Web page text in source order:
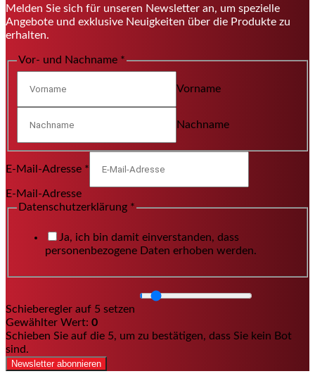
Melden Sie sich für unseren Newsletter an, um spezielle
Angebote und exklusive Neuigkeiten über die Produkte zu
erhalten.
Vor- und Nachname *
Vorname
Nachname
E-Mail-Adresse *
E-Mail-Adresse
Datenschutzerklärung *
Ja, ich bin damit einverstanden, dass
personenbezogene Daten erhoben werden.
Schieberegler auf 5 setzen
Gewählter Wert: 0
Schieben Sie auf die 5, um zu bestätigen, dass Sie kein Bot
sind.
Newsletter abonnieren